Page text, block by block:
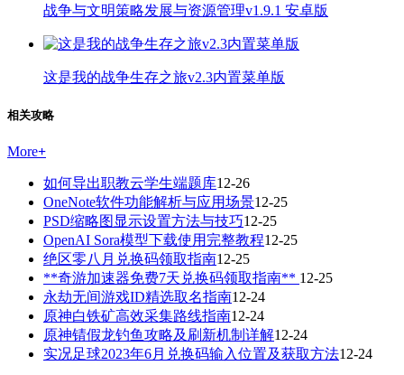
战争与文明策略发展与资源管理v1.9.1 安卓版
这是我的战争生存之旅v2.3内置菜单版
相关攻略
More+
如何导出职教云学生端题库12-26
OneNote软件功能解析与应用场景12-25
PSD缩略图显示设置方法与技巧12-25
OpenAI Sora模型下载使用完整教程12-25
绝区零八月兑换码领取指南12-25
**奇游加速器免费7天兑换码领取指南** 12-25
永劫无间游戏ID精选取名指南12-24
原神白铁矿高效采集路线指南12-24
原神锖假龙钓鱼攻略及刷新机制详解12-24
实况足球2023年6月兑换码输入位置及获取方法12-24